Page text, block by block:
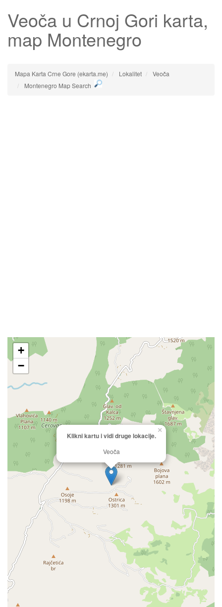
Veoča u Crnoj Gori karta,
map Montenegro
Mapa Karta Crne Gore (ekarta.me) Lokalitet
Veoča
Montenegro Map Search
Klikni kartu i vidi druge lokacije.
Veoča
×
+
−